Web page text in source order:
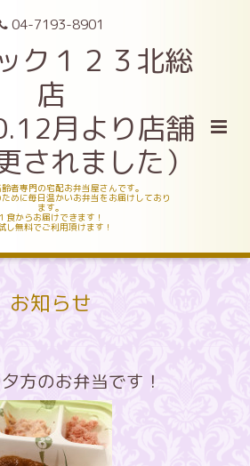
04-7193-8901
ク１２３北総
店
月より店舗
されました）
者専門の宅配お弁当屋さんです。
めに毎日温かいお弁当をお届けしており
ます。
１食からお届けできます！
し無料でご利用頂けます！
お知らせ
方のお弁当です！